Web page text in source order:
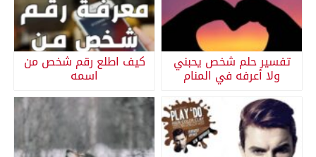
تفسير حلم شخص يحبني
ولا أعرفه في المنام
كيف اطلع رقم شخص من
اسمه